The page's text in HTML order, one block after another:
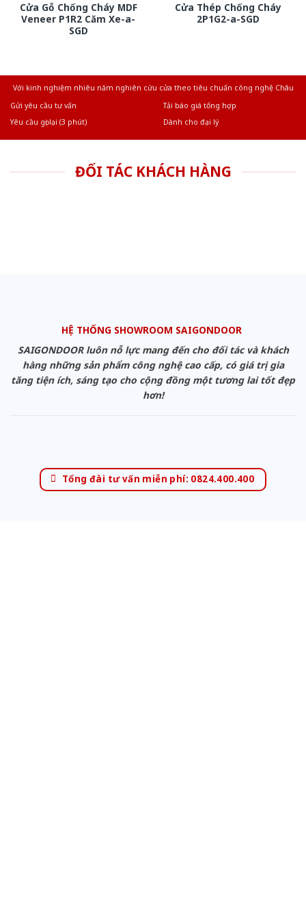
Cửa Gỗ Chống Cháy MDF
Veneer P1R2 Căm Xe-a-
SGD
Cửa Thép Chống Cháy
2P1G2-a-SGD
Với kinh nghiệm nhiêu năm nghiên cứu cửa theo tiêu chuẩn công nghệ Châu
Gửi yêu cầu tư vấn
Tải báo giá tổng hợp
Yêu cầu gọi lại (3 phút)
Dành cho đại lý
ĐỐI TÁC KHÁCH HÀNG
HỆ THỐNG SHOWROOM SAIGONDOOR
SAIGONDOOR luôn nỗ lực mang đến cho đối tác và khách
hàng những sản phẩm công nghệ cao cấp, có giá trị gia
tăng tiện ích, sáng tạo cho cộng đồng một tương lai tốt đẹp
hơn!
Tổng đài tư vấn miễn phí: 0824.400.400